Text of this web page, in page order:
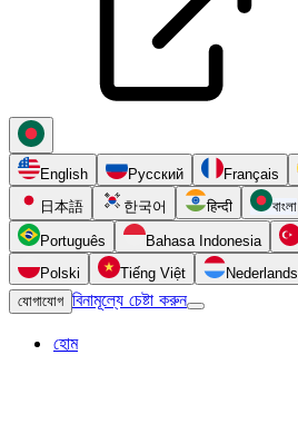
English Русский Français
日本語
한국어 हिन्दी বাংলা
Português Bahasa Indonesia
Polski
Tiếng Việt Nederlands
যোগাযোগ বিনামূল্যে চেষ্টা করুন
হোম